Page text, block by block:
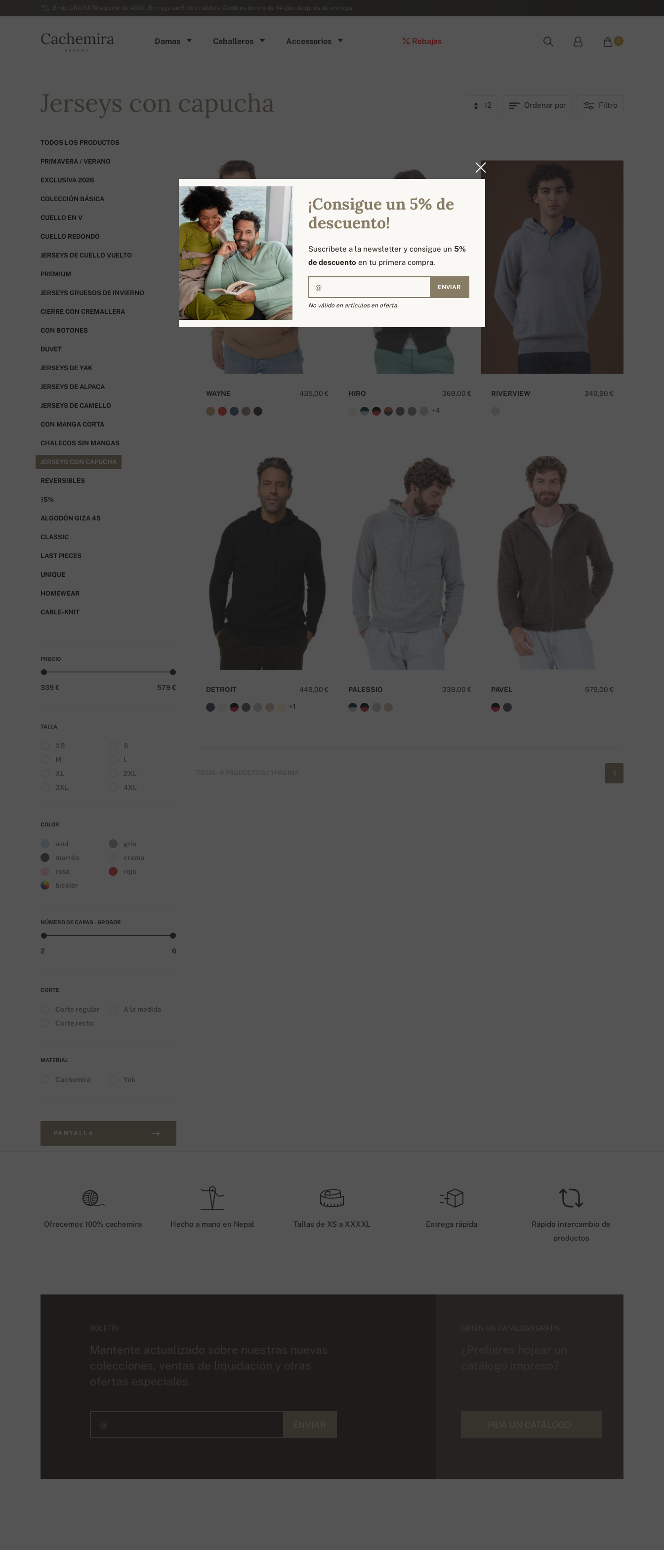
Envío GRATUITO a partir de 400€ - Entrega en 5 días hábiles- Cambios dentro de 14 días después de entrega
Cachemira
ESPAÑA
Damas Caballeros Accessorios Rebajas 0
Jerseys con capucha 12 Ordenar por Filtro
TODOS LOS PRODUCTOS
PRIMAVERA / VERANO
EXCLUSIVA 2026
COLECCIÓN BÁSICA
CUELLO EN V
CUELLO REDONDO
JERSEYS DE CUELLO VUELTO
PREMIUM
JERSEYS GRUESOS DE INVIERNO
CIERRE CON CREMALLERA
CON BOTONES
DUVET
JERSEYS DE YAK
JERSEYS DE ALPACA
JERSEYS DE CAMELLO
CON MANGA CORTA
CHALECOS SIN MANGAS
JERSEYS CON CAPUCHA
REVERSIBLES
15%
ALGODÓN GIZA 45
CLASSIC
LAST PIECES
UNIQUE
HOMEWEAR
CABLE-KNIT
PRECIO
339 € 579 €
TALLA
XS
S
M
L
XL
2XL
3XL
4XL
COLOR
azul
gris
marrón
crema
rosa
rojo
bicolor
NÚMERO DE CAPAS - GROSOR
2 6
CORTE
Corte regular
A la medida
Corte recto
MATERIAL
Cachemira Yak
PANTALLA
435,00 €
WAYNE 369,00 €
HIRO
+4
349,90 €
RIVERVIEW
449,00 €
DETROIT
+1
339,00 €
PALESSIO 579,00 €
PAVEL
Ofrecemos 100% cachemira Hecho a mano en Nepal Tallas de XS a XXXXL Entrega rápida
Rápido intercambio de
productos
BOLETÍN
Mantente actualizado sobre nuestras nuevas
colecciones, ventas de liquidación y otras
ofertas especiales.
OBTÉN UN CATÁLOGO GRATIS
¡Consigue un 5% de
descuento!
Suscríbete a la newsletter y consigue un 5%
de descuento en tu primera compra.
ENVIAR
No válido en artículos en oferta.